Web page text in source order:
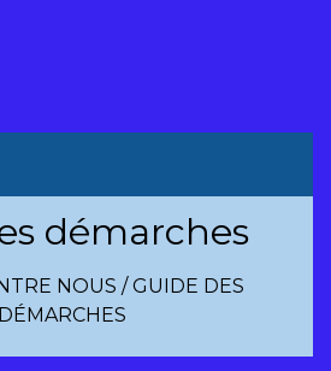
démarches
NOUS /GUIDE DES
DÉMARCHES